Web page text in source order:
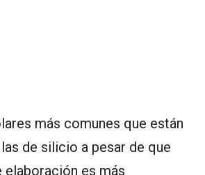
más comunes que están
de silicio a pesar de que
elaboración es más